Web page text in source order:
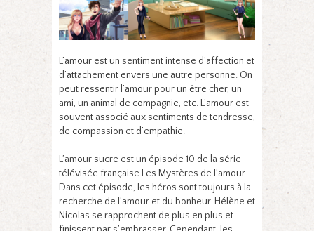
L’amour est un sentiment intense d’affection et
d’attachement envers une autre personne. On
peut ressentir l’amour pour un être cher, un
ami, un animal de compagnie, etc. L’amour est
souvent associé aux sentiments de tendresse,
de compassion et d’empathie.
L’amour sucre est un épisode 10 de la série
télévisée française Les Mystères de l’amour.
Dans cet épisode, les héros sont toujours à la
recherche de l’amour et du bonheur. Hélène et
Nicolas se rapprochent de plus en plus et